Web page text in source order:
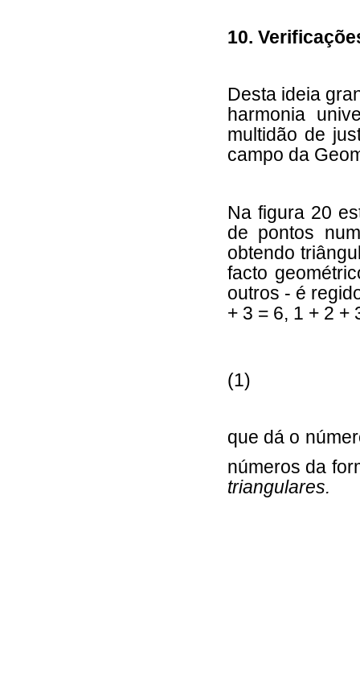
10.
Desta ideia
harmonia
multidão de
campo da
Na figura 20
de pontos
obtendo
facto
outros - é
+ 3 = 6, 1 + 2 +
que dá o
números da
triangulares.